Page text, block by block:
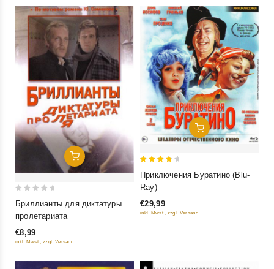
Добавить В Корзину
out
5
Бриллианты для диктатуры
пролетариата
€8,99
inkl. Mwst., zzgl. Versand
Добавить В Корзину
out of
Приключения Буратино (Blu-
Ray)
€29,99
inkl. Mwst., zzgl. Versand